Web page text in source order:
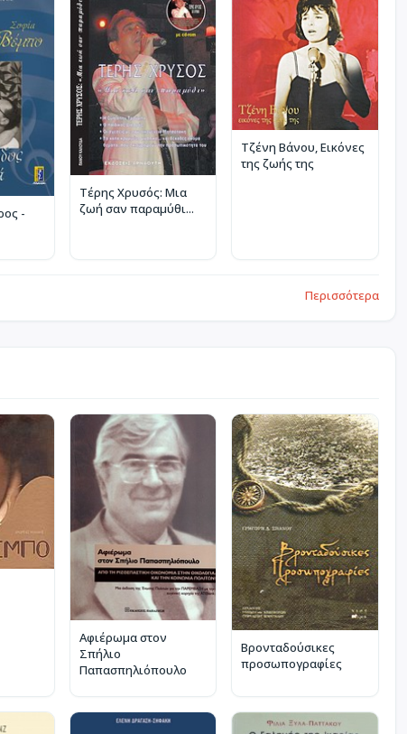
-
Τέρης Χρυσός: Μια
ζωή σαν παραμύθι...
Τζένη Βάνου, Εικόνες
της ζωής της
Περισσότερα
Αφιέρωμα στον
Σπήλιο
Παπασπηλιόπουλο
Βρονταδούσικες
προσωπογραφίες